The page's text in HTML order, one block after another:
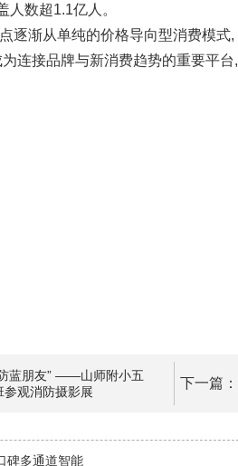
数超1.1亿人。
逐渐从单纯的价格导向型消费模式,
连接品牌与新消费趋势的重要平台,
蓝朋友” ——山师附小五
参观消防摄影展
下一篇：
碑多通道智能